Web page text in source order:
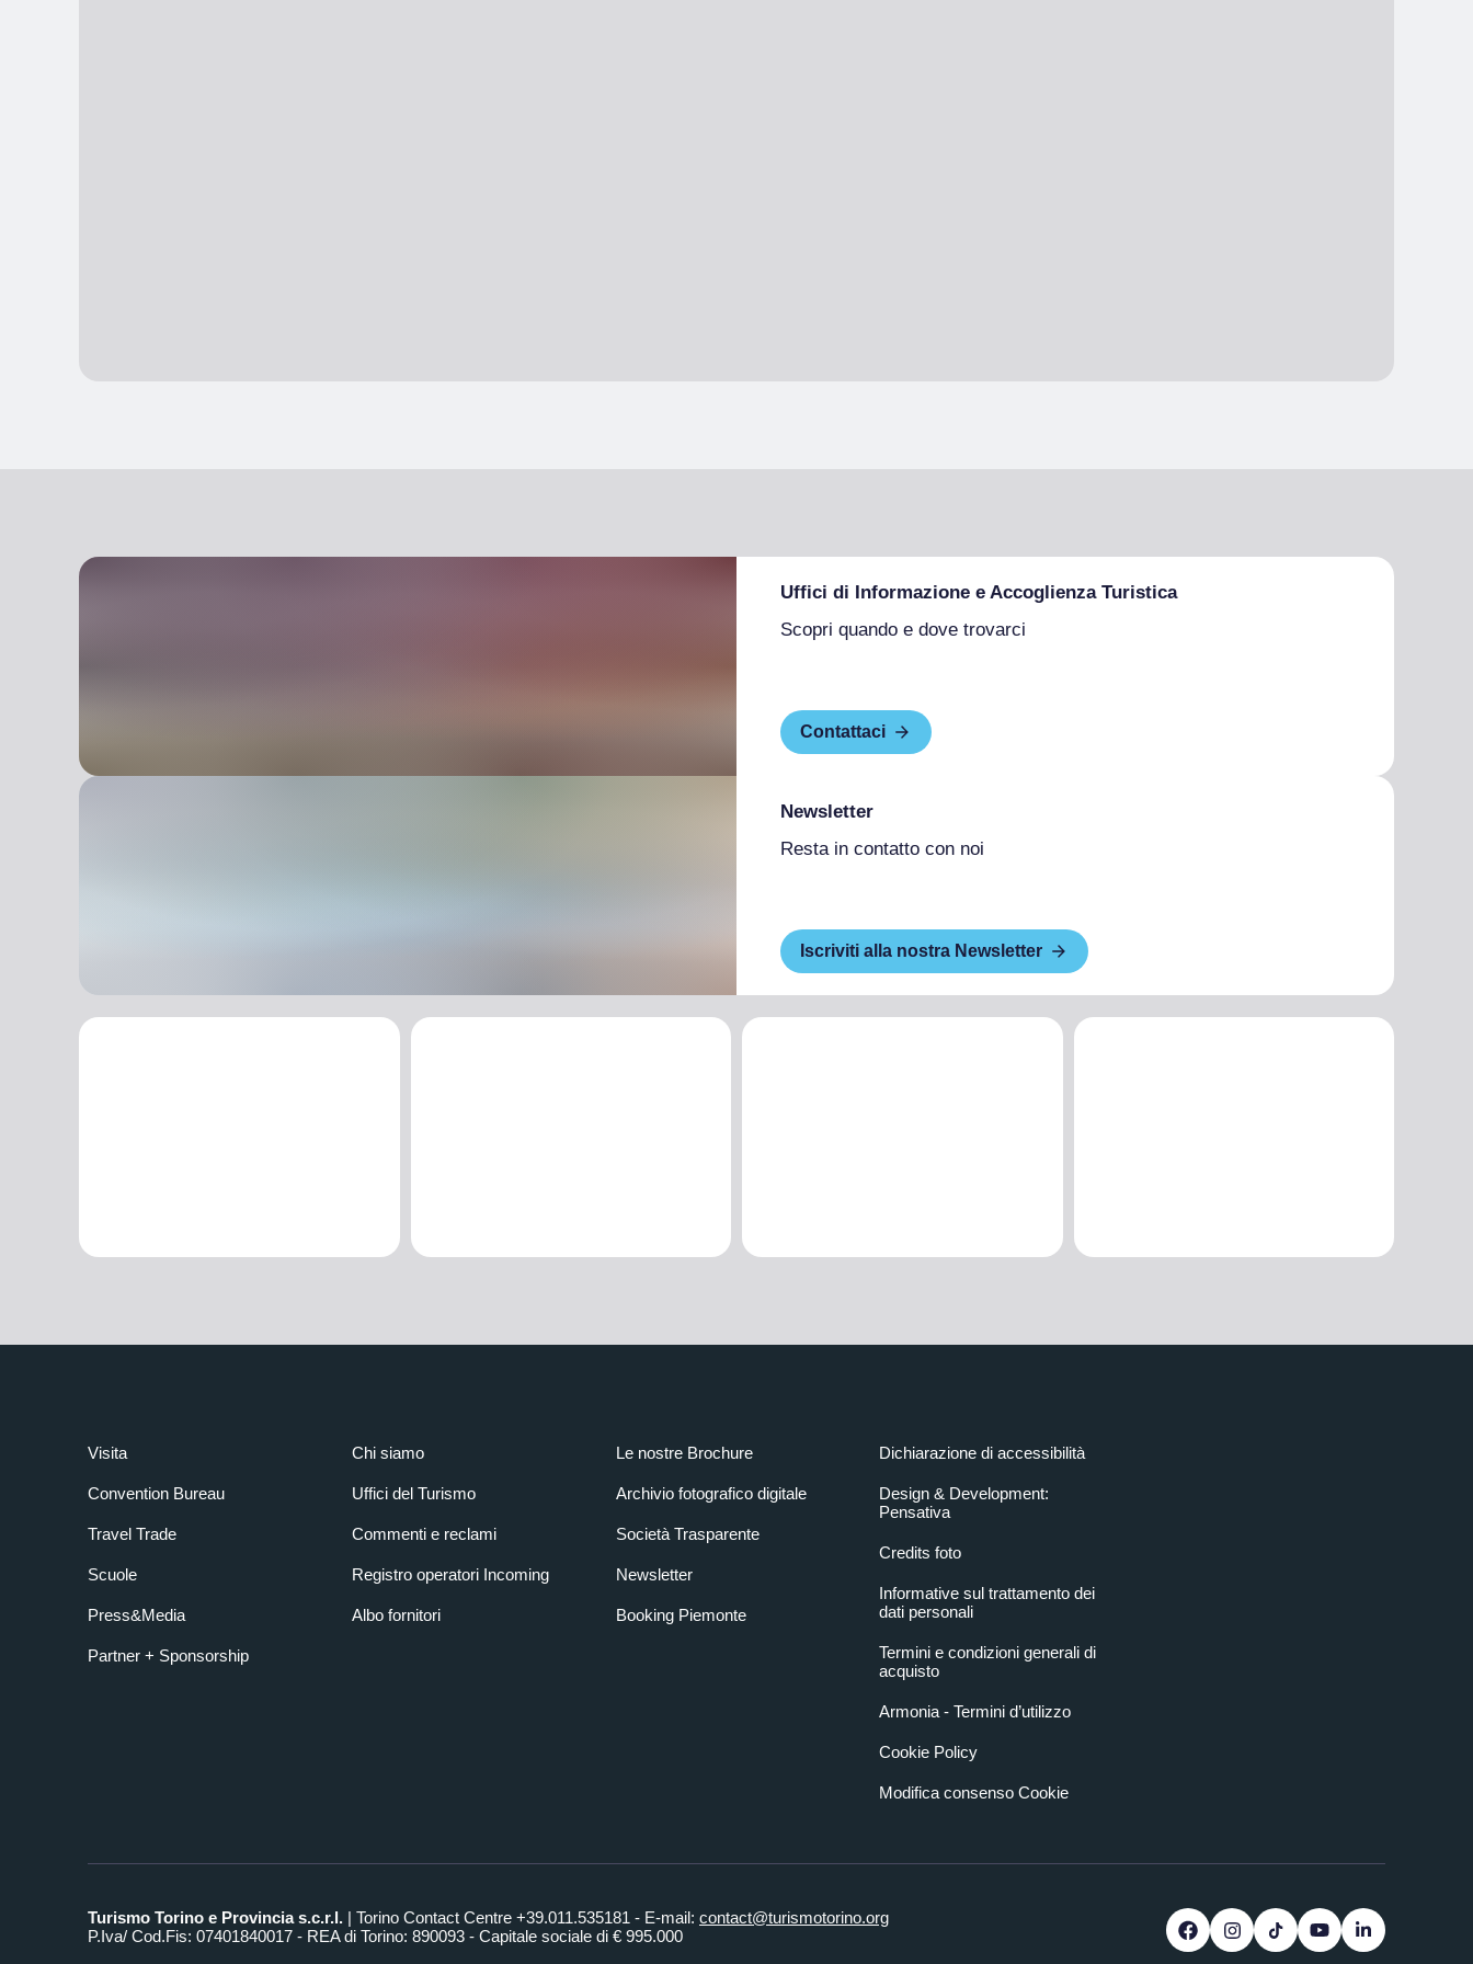
Uffici di Informazione e Accoglienza Turistica
Scopri quando e dove trovarci
Contattaci
Newsletter
Resta in contatto con noi
Iscriviti alla nostra Newsletter
Visita
Convention Bureau
Travel Trade
Scuole
Press&Media
Partner + Sponsorship
Chi siamo
Uffici del Turismo
Commenti e reclami
Registro operatori Incoming
Albo fornitori
Le nostre Brochure
Archivio fotografico digitale
Società Trasparente
Newsletter
Booking Piemonte
Dichiarazione di accessibilità
Design & Development:
Pensativa
Credits foto
Informative sul trattamento dei
dati personali
Termini e condizioni generali di
acquisto
Armonia - Termini d’utilizzo
Cookie Policy
Modifica consenso Cookie
Turismo Torino e Provincia s.c.r.l. | Torino Contact Centre +39.011.535181 - E-mail: contact@turismotorino.org
P.Iva/ Cod.Fis: 07401840017 - REA di Torino: 890093 - Capitale sociale di € 995.000